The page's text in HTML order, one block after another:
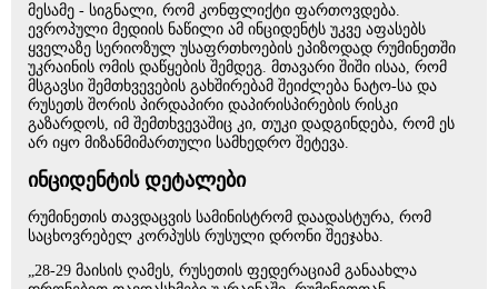
მესამე - სიგნალი, რომ კონფლიქტი ფართოვდება.
ევროპული მედიის ნაწილი ამ ინციდენტს უკვე აფასებს
ყველაზე სერიოზულ უსაფრთხოების ეპიზოდად რუმინეთში
უკრაინის ომის დაწყების შემდეგ. მთავარი შიში ისაა, რომ
მსგავსი შემთხვევების გახშირებამ შეიძლება ნატო-სა და
რუსეთს შორის პირდაპირი დაპირისპირების რისკი
გაზარდოს, იმ შემთხვევაშიც კი, თუკი დადგინდება, რომ ეს
არ იყო მიზანმიმართული სამხედრო შეტევა.
ინციდენტის დეტალები
რუმინეთის თავდაცვის სამინისტრომ დაადასტურა, რომ
საცხოვრებელ კორპუსს რუსული დრონი შეეჯახა.
„28-29 მაისის ღამეს, რუსეთის ფედერაციამ განაახლა